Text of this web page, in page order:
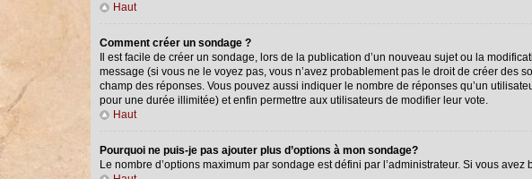
Haut
Comment créer un sondage ?
Il est facile de créer un sondage, lors de la publication d’un nouveau sujet ou la
message (si vous ne le voyez pas, vous n’avez probablement pas le droit de créer
champ des réponses. Vous pouvez aussi indiquer le nombre de réponses qu’un
pour une durée illimitée) et enfin permettre aux utilisateurs de modifier leur vote.
Haut
Pourquoi ne puis-je pas ajouter plus d’options à mon sondage?
Le nombre d’options maximum par sondage est défini par l’administrateur. Si vous avez